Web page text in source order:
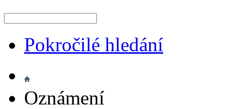
Pokročilé hledání
Oznámení